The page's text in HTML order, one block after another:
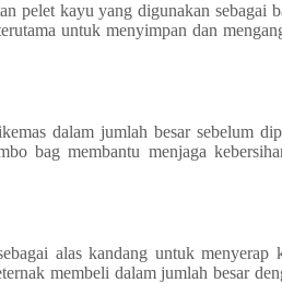
pelet kayu yang digunakan sebagai
untuk menyimpan dan
dalam jumlah besar sebelum
bag membantu menjaga
alas kandang untuk menyerap
membeli dalam jumlah besar